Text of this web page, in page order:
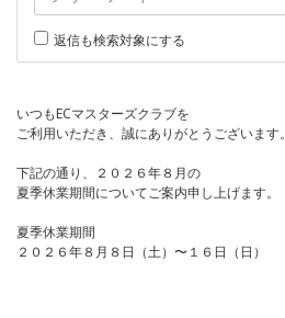
返信も検索対象にする
いつもECマスターズクラブを
ご利用いただき、誠にありがとうございます。
下記の通り、２０２６年８月の
夏季休業期間についてご案内申し上げます。
夏季休業期間
２０２６年８月８日（土）〜１６日（日）